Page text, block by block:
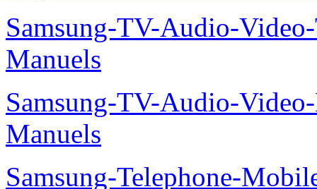
Samsung-TV-Audio-
Manuels
Samsung-TV-Audio-
Manuels
Samsung-Telephone-